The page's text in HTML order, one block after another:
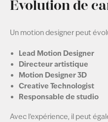
Évolution de
Un motion designer peut
Lead Motion Designer
Directeur artistique
Motion Designer 3D
Creative Technologist
Responsable de studio
Avec l’expérience, il peut